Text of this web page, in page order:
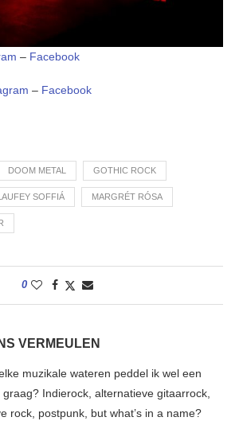
– Facebook
– Facebook
DOOM METAL GOTHIC ROCK
SOFFIÁ MARGRÉT RÓSA
0
VERMEULEN
muzikale wateren peddel ik wel een
graag? Indierock, alternatieve gitaarrock,
rock, postpunk, but what’s in a name?